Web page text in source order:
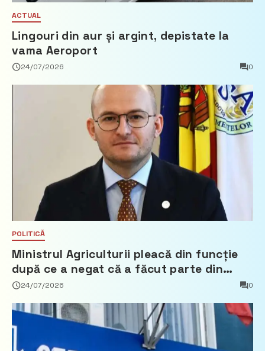
ACTUAL
Lingouri din aur și argint, depistate la
vama Aeroport
24/07/2026 0
POLITICĂ
Ministrul Agriculturii pleacă din funcție
după ce a negat că a făcut parte din
Partidul Democrat
24/07/2026 0